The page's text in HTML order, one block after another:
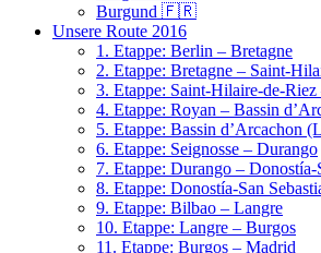
Burgund 🇫🇷
Unsere Route 2016
1. Etappe: Berlin – Bretagne
2. Etappe: Bretagne – Saint-
3. Etappe: Saint-Hilaire-de-Riez
4. Etappe: Royan – Bassin
5. Etappe: Bassin d’Arcachon
6. Etappe: Seignosse – Durango
7. Etappe: Durango – Donostía-
8. Etappe: Donostía-San
9. Etappe: Bilbao – Langre
10. Etappe: Langre – Burgos
11. Etappe: Burgos – Madrid